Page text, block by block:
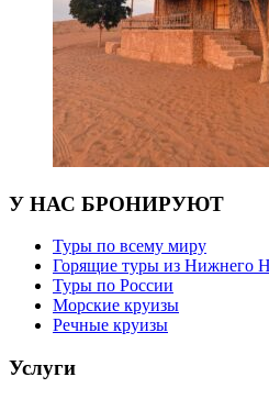
У НАС БРОНИРУЮТ
Туры по всему миру
Горящие туры из Нижнего
Туры по России
Морские круизы
Речные круизы
Услуги